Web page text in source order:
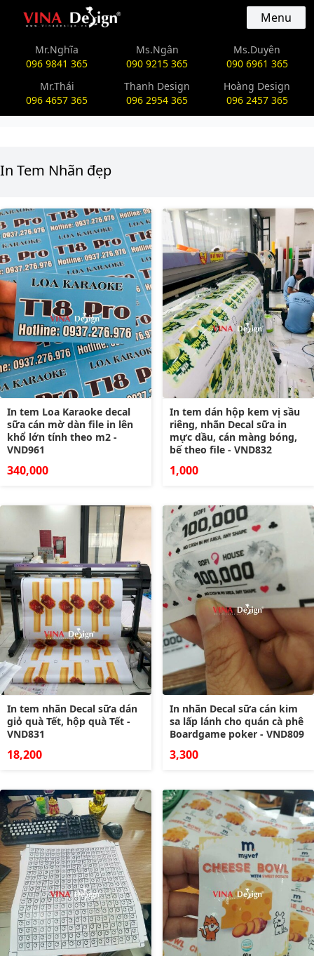
vinadesign.vn Menu
Mr.Nghĩa
096 9841 365
Ms.Ngân
090 9215 365
Ms.Duyên
090 6961 365
Mr.Thái
096 4657 365
Thanh Design
096 2954 365
Hoàng Design
096 2457 365
In Tem Nhãn đẹp
In tem Loa Karaoke decal
sữa cán mờ dàn file in lên
khổ lớn tính theo m2 -
VND961
340,000
In tem dán hộp kem vị sầu
riêng, nhãn Decal sữa in
mực dầu, cán màng bóng,
bế theo file - VND832
1,000
In tem nhãn Decal sữa dán
giỏ quà Tết, hộp quà Tết -
VND831
18,200
In nhãn Decal sữa cán kim
sa lấp lánh cho quán cà phê
Boardgame poker - VND809
3,300